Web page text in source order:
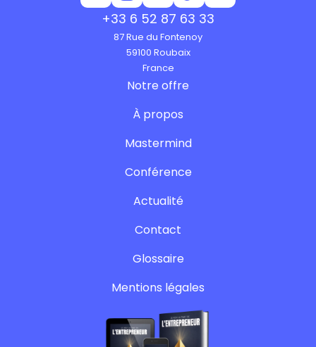
+33 6 52 87 63 33
87 Rue du Fontenoy
59100 Roubaix
France
Notre offre
À propos
Mastermind
Conférence
Actualité
Contact
Glossaire
Mentions légales